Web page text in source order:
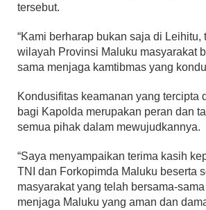
tersebut.
“Kami berharap bukan saja di Leihitu,
wilayah Provinsi Maluku masyarakat
sama menjaga kamtibmas yang
Kondusifitas keamanan yang tercipta
bagi Kapolda merupakan peran dan
semua pihak dalam mewujudkannya.
“Saya menyampaikan terima kasih
TNI dan Forkopimda Maluku beserta
masyarakat yang telah bersama-
menjaga Maluku yang aman dan